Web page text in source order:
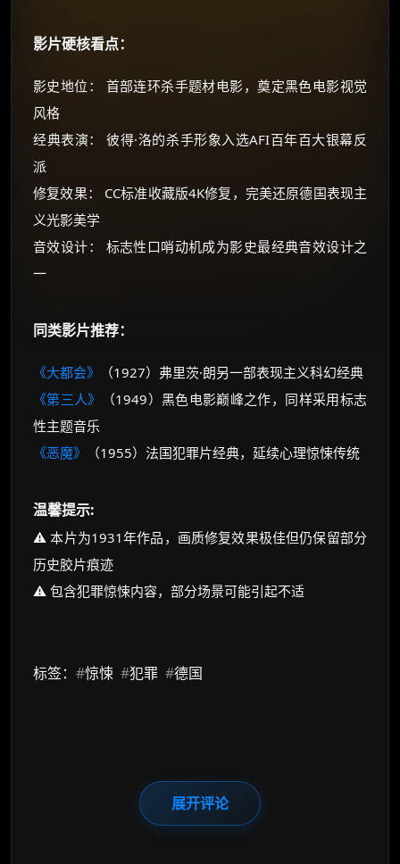
影片硬核看点：
影史地位： 首部连环杀手题材电影，奠定黑色电影视觉
风格
经典表演： 彼得·洛的杀手形象入选AFI百年百大银幕反
派
修复效果： CC标准收藏版4K修复，完美还原德国表现主
义光影美学
音效设计： 标志性口哨动机成为影史最经典音效设计之
一
同类影片推荐：
《大都会》
（1927）弗里茨·朗另一部表现主义科幻经典
《第三人》
（1949）黑色电影巅峰之作，同样采用标志
性主题音乐
《恶魔》
（1955）法国犯罪片经典，延续心理惊悚传统
温馨提示:
⚠️ 本片为1931年作品，画质修复效果极佳但仍保留部分
历史胶片痕迹
⚠️ 包含犯罪惊悚内容，部分场景可能引起不适
标签： #惊悚 #犯罪 #德国
展开评论